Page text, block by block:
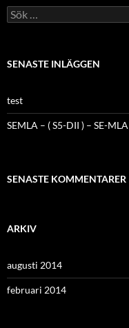
Sök
efter:
SENASTE INLÄGGEN
test
SEMLA – ( S5-DII ) – SE-MLA
SENASTE KOMMENTARER
ARKIV
augusti 2014
februari 2014